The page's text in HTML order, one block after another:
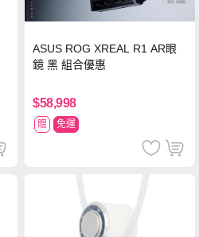
ASUS ROG XREAL R1 AR眼
鏡 黑 組合優惠
$58,998
贈 免運